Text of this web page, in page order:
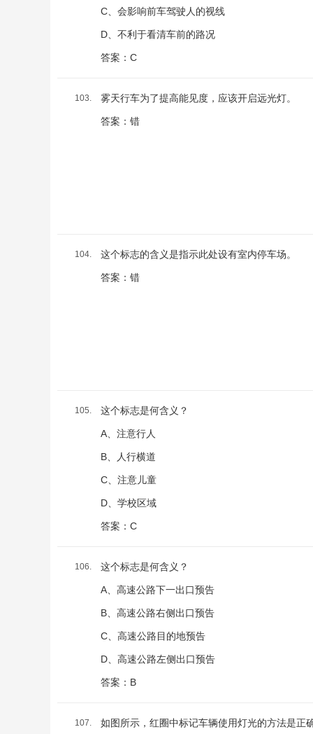
C、会影响前车驾驶人的视线
D、不利于看清车前的路况
答案：C
103. 雾天行车为了提高能见度，应该开启远光灯。
答案：错
104. 这个标志的含义是指示此处设有室内停车场。
答案：错
105. 这个标志是何含义？
A、注意行人
B、人行横道
C、注意儿童
D、学校区域
答案：C
106. 这个标志是何含义？
A、高速公路下一出口预告
B、高速公路右侧出口预告
C、高速公路目的地预告
D、高速公路左侧出口预告
答案：B
107. 如图所示，红圈中标记车辆使用灯光的方法是正